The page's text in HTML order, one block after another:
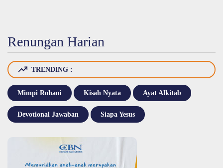
Renungan Harian
TRENDING :
Mimpi Rohani Kisah Nyata Ayat Alkitab
Devotional Jawaban Siapa Yesus